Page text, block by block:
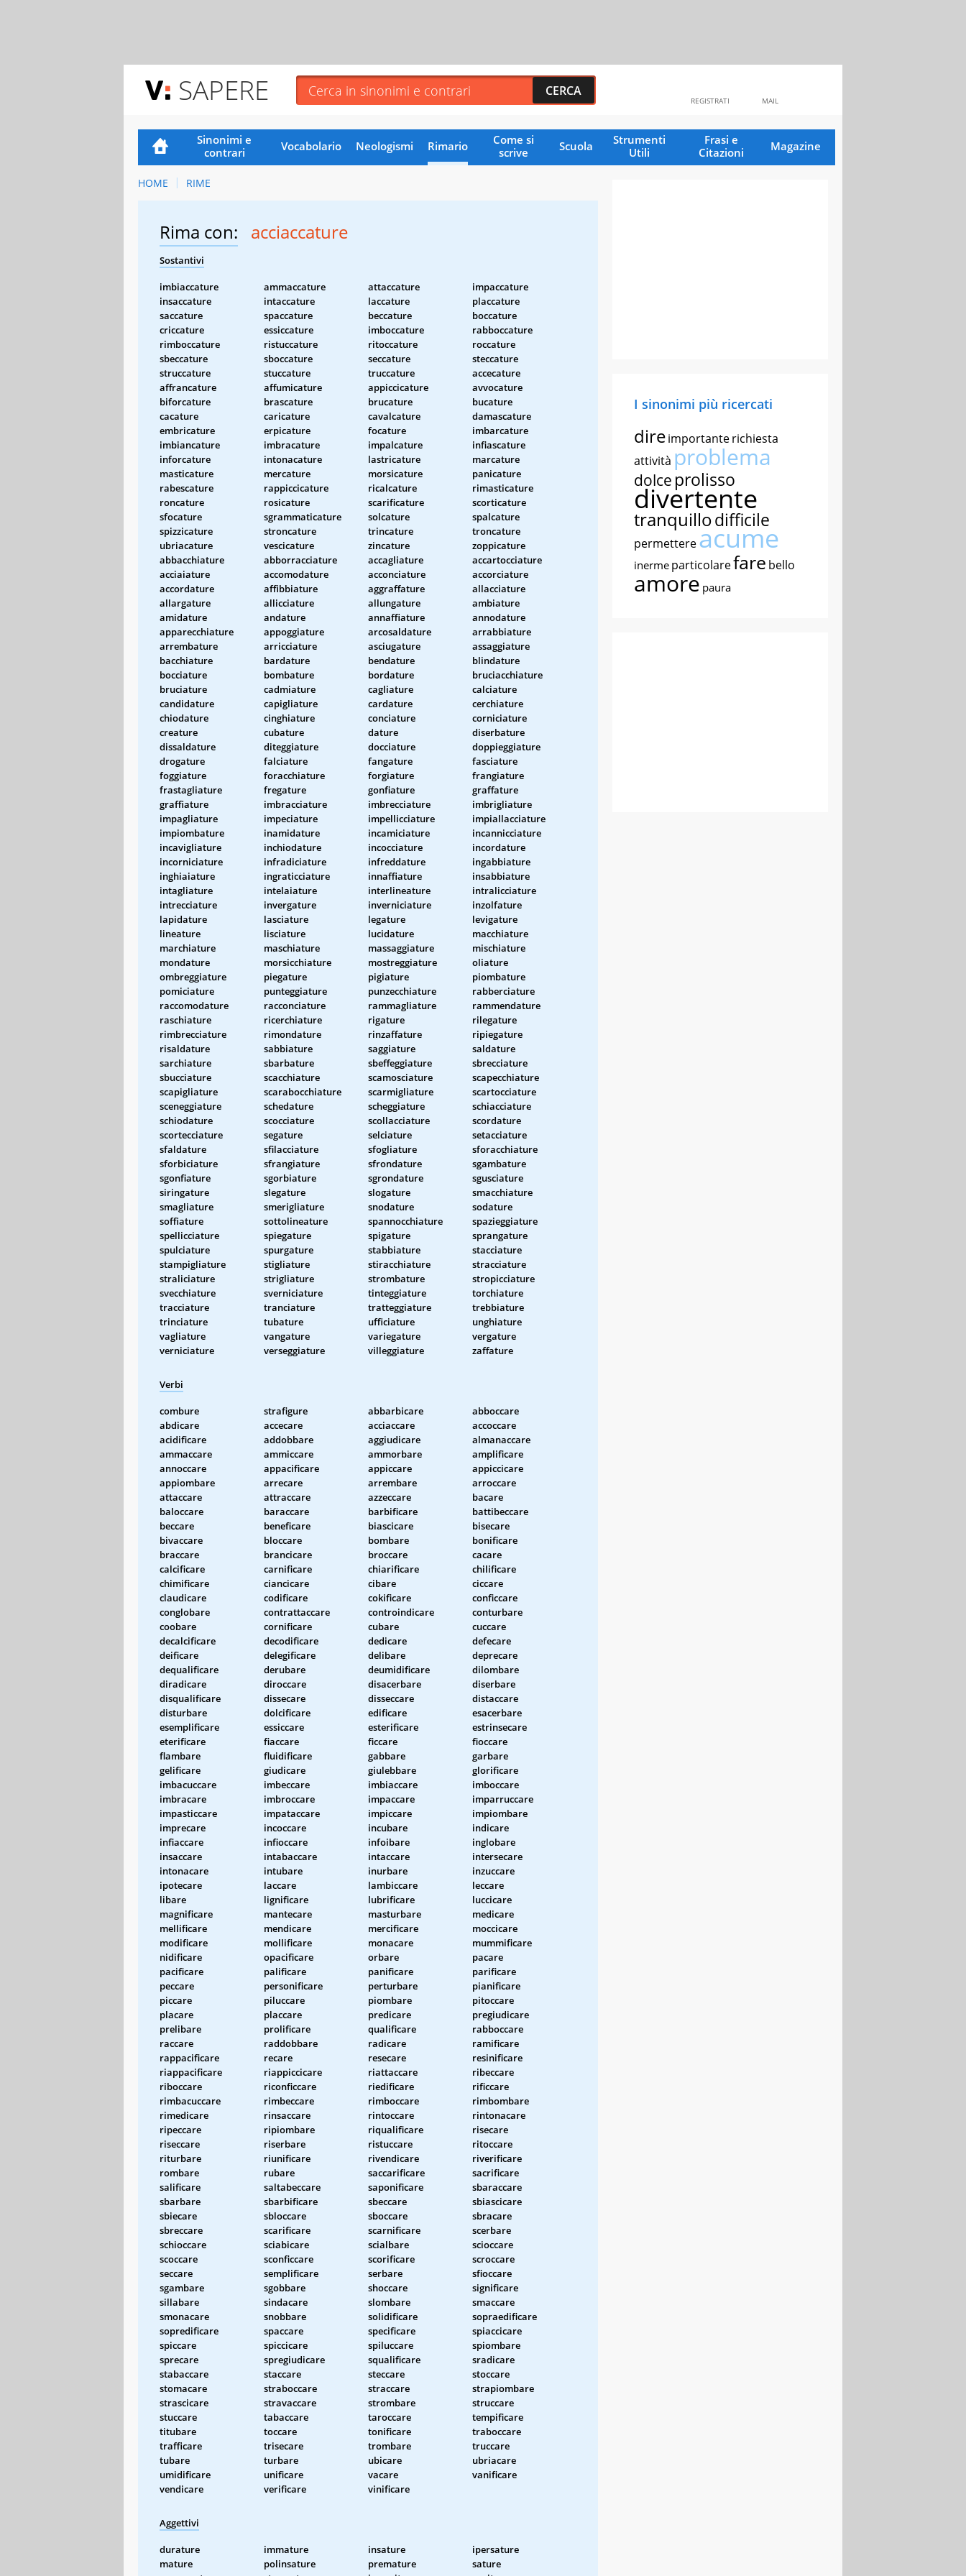
SAPERE MAIL
REGISTRATI
Sinonimi e
contrari
Vocabolario Neologismi Rimario
Come si
scrive
Scuola
Strumenti
Utili
Frasi e
Citazioni
Magazine
HOME RIME
Rima con: acciaccature
Sostantivi
imbiaccature ammaccature attaccature
impaccature
insaccature
intaccature laccature
placcature
saccature
spaccature beccature
boccature
criccature
essiccature imboccature
rabboccature
rimboccature
ristuccature ritoccature
roccature
sbeccature
sboccature seccature
steccature
struccature
stuccature truccature
accecature
affrancature
affumicature appiccicature
avvocature
biforcature
brascature brucature
bucature
cacature
caricature cavalcature
damascature
embricature
erpicature focature
imbarcature
imbiancature
imbracature impalcature
infiascature
inforcature
intonacature lastricature
marcature
masticature
mercature morsicature
panicature
rabescature
rappiccicature ricalcature
rimasticature
roncature
rosicature scarificature
scorticature
sfocature
sgrammaticature solcature
spalcature
spizzicature
stroncature trincature
troncature
ubriacature
vescicature zincature
zoppicature
abbacchiature
abborracciature accagliature
accartocciature
acciaiature
accomodature acconciature
accorciature
accordature
affibbiature aggraffature
allacciature
allargature
allicciature allungature
ambiature
amidature
andature annaffiature
annodature
apparecchiature
appoggiature arcosaldature
arrabbiature
arrembature
arricciature asciugature
assaggiature
bacchiature
bardature bendature
blindature
bocciature
bombature bordature
bruciacchiature
bruciature
cadmiature cagliature
calciature
candidature
capigliature cardature
cerchiature
chiodature
cinghiature conciature
corniciature
creature
cubature dature
diserbature
dissaldature
diteggiature docciature
doppieggiature
drogature
falciature fangature
fasciature
foggiature
foracchiature forgiature
frangiature
frastagliature
fregature gonfiature
graffature
graffiature
imbracciature imbrecciature
imbrigliature
impagliature
impeciature impellicciature
impiallacciature
impiombature
inamidature incamiciature
incannicciature
incavigliature
inchiodature incocciature
incordature
incorniciature
infradiciature infreddature
ingabbiature
inghiaiature
ingraticciature innaffiature
insabbiature
intagliature
intelaiature interlineature
intralicciature
intrecciature
invergature inverniciature
inzolfature
lapidature
lasciature legature
levigature
lineature
lisciature lucidature
macchiature
marchiature
maschiature massaggiature
mischiature
mondature
morsicchiature mostreggiature
oliature
ombreggiature
piegature pigiature
piombature
pomiciature
punteggiature punzecchiature
rabberciature
raccomodature
racconciature rammagliature
rammendature
raschiature
ricerchiature rigature
rilegature
rimbrecciature
rimondature rinzaffature
ripiegature
risaldature
sabbiature saggiature
saldature
sarchiature
sbarbature sbeffeggiature
sbrecciature
sbucciature
scacchiature scamosciature
scapecchiature
scapigliature
scarabocchiature scarmigliature
scartocciature
sceneggiature
schedature scheggiature
schiacciature
schiodature
scocciature scollacciature
scordature
scortecciature
segature selciature
setacciature
sfaldature
sfilacciature sfogliature
sforacchiature
sforbiciature
sfrangiature sfrondature
sgambature
sgonfiature
sgorbiature sgrondature
sgusciature
siringature
slegature slogature
smacchiature
smagliature
smerigliature snodature
sodature
soffiature
sottolineature spannocchiature
spazieggiature
spellicciature
spiegature spigature
sprangature
spulciature
spurgature stabbiature
stacciature
stampigliature
stigliature stiracchiature
stracciature
straliciature
strigliature strombature
stropicciature
svecchiature
sverniciature tinteggiature
torchiature
tracciature
tranciature tratteggiature
trebbiature
trinciature
tubature ufficiature
unghiature
vagliature
vangature variegature
vergature
verniciature
verseggiature villeggiature zaffature
Verbi
combure strafigure abbarbicare
abboccare
abdicare
accecare acciaccare
accoccare
acidificare
addobbare aggiudicare
almanaccare
ammaccare
ammiccare ammorbare
amplificare
annoccare
appacificare appiccare
appiccicare
appiombare
arrecare arrembare
arroccare
attaccare
attraccare azzeccare
bacare
baloccare
baraccare barbificare
battibeccare
beccare
beneficare biascicare
bisecare
bivaccare
bloccare bombare
bonificare
braccare
brancicare broccare
cacare
calcificare
carnificare chiarificare
chilificare
chimificare
ciancicare cibare
ciccare
claudicare
codificare cokificare
conficcare
conglobare
contrattaccare controindicare
conturbare
coobare
cornificare cubare
cuccare
decalcificare
decodificare dedicare
defecare
deificare
delegificare delibare
deprecare
dequalificare
derubare deumidificare
dilombare
diradicare
diroccare disacerbare
diserbare
disqualificare
dissecare disseccare
distaccare
disturbare
dolcificare edificare
esacerbare
esemplificare
essiccare esterificare
estrinsecare
eterificare
fiaccare ficcare
fioccare
flambare
fluidificare gabbare
garbare
gelificare
giudicare giulebbare
glorificare
imbacuccare
imbeccare imbiaccare
imboccare
imbracare
imbroccare impaccare
imparruccare
impasticcare
impataccare impiccare
impiombare
imprecare
incoccare incubare
indicare
infiaccare
infioccare infoibare
inglobare
insaccare
intabaccare intaccare
intersecare
intonacare
intubare inurbare
inzuccare
ipotecare
laccare lambiccare
leccare
libare
lignificare lubrificare
luccicare
magnificare
mantecare masturbare
medicare
mellificare
mendicare mercificare
moccicare
modificare
mollificare monacare
mummificare
nidificare
opacificare orbare
pacare
pacificare
palificare panificare
parificare
peccare
personificare perturbare
pianificare
piccare
piluccare piombare
pitoccare
placare
placcare predicare
pregiudicare
prelibare
prolificare qualificare
rabboccare
raccare
raddobbare radicare
ramificare
rappacificare
recare resecare
resinificare
riappacificare
riappiccicare riattaccare
ribeccare
riboccare
riconficcare riedificare
rificcare
rimbacuccare
rimbeccare rimboccare
rimbombare
rimedicare
rinsaccare rintoccare
rintonacare
ripeccare
ripiombare riqualificare
risecare
riseccare
riserbare ristuccare
ritoccare
riturbare
riunificare rivendicare
riverificare
rombare
rubare saccarificare
sacrificare
salificare
saltabeccare saponificare
sbaraccare
sbarbare
sbarbificare sbeccare
sbiascicare
sbiecare
sbloccare sboccare
sbracare
sbreccare
scarificare scarnificare
scerbare
schioccare
sciabicare scialbare
scioccare
scoccare
sconficcare scorificare
scroccare
seccare
semplificare serbare
sfioccare
sgambare
sgobbare shoccare
significare
sillabare
sindacare slombare
smaccare
smonacare
snobbare solidificare
sopraedificare
sopredificare
spaccare specificare
spiaccicare
spiccare
spiccicare spiluccare
spiombare
sprecare
spregiudicare squalificare
sradicare
stabaccare
staccare steccare
stoccare
stomacare
straboccare straccare
strapiombare
strascicare
stravaccare strombare
struccare
stuccare
tabaccare taroccare
tempificare
titubare
toccare tonificare
traboccare
trafficare
trisecare trombare
truccare
tubare
turbare ubicare
ubriacare
umidificare
unificare vacare
vanificare
vendicare
verificare vinificare
Aggettivi
durature immature insature
ipersature
mature
polinsature premature
sature
I sinonimi più ricercati
direimportanterichiesta
attività problema
dolce prolisso
divertente
tranquillodifficile
permettereacume
inerme particolarefare bello
amore paura